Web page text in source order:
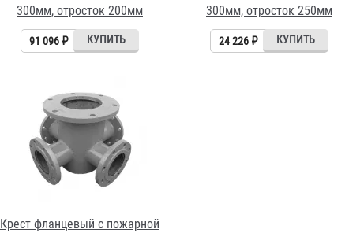
300мм, отросток 200мм
91 096 ₽
300мм, отросток 250мм
24 226 ₽
Крест фланцевый с пожарной